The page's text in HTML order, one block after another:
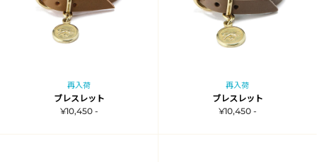
再入荷
ブレスレット
¥10,450 -
再入荷
ブレスレット
¥10,450 -